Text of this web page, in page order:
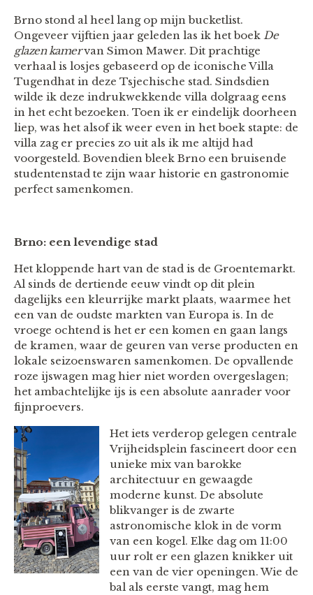
Brno stond al heel lang op mijn bucketlist.
Ongeveer vijftien jaar geleden las ik het boek De
glazen kamervan Simon Mawer. Dit prachtige
verhaal is losjes gebaseerd op de iconische Villa
Tugendhat in deze Tsjechische stad. Sindsdien
wilde ik deze indrukwekkende villa dolgraag eens
in het echt bezoeken. Toen ik er eindelijk doorheen
liep, was het alsof ik weer even in het boek stapte: de
villa zag er precies zo uit als ik me altijd had
voorgesteld. Bovendien bleek Brno een bruisende
studentenstad te zijn waar historie en gastronomie
perfect samenkomen.
Brno: een levendige stad
Het kloppende hart van de stad is de Groentemarkt.
Al sinds de dertiende eeuw vindt op dit plein
dagelijks een kleurrijke markt plaats, waarmee het
een van de oudste markten van Europa is. In de
vroege ochtend is het er een komen en gaan langs
de kramen, waar de geuren van verse producten en
lokale seizoenswaren samenkomen. De opvallende
roze ijswagen mag hier niet worden overgeslagen;
het ambachtelijke ijs is een absolute aanrader voor
fijnproevers.
Het iets verderop gelegen centrale
Vrijheidsplein fascineert door een
unieke mix van barokke
architectuur en gewaagde
moderne kunst. De absolute
blikvanger is de zwarte
astronomische klok in de vorm
van een kogel. Elke dag om 11:00
uur rolt er een glazen knikker uit
een van de vier openingen. Wie de
bal als eerste vangt, mag hem